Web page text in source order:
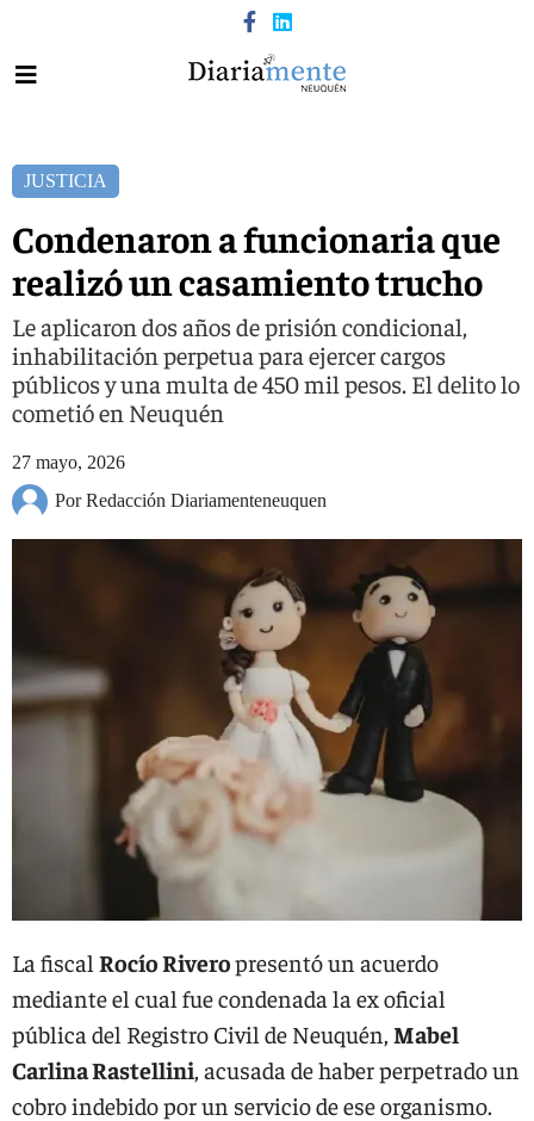
JUSTICIA
Condenaron a funcionaria que
realizó un casamiento trucho
Le aplicaron dos años de prisión condicional,
inhabilitación perpetua para ejercer cargos
públicos y una multa de 450 mil pesos. El delito lo
cometió en Neuquén
27 mayo, 2026
Por Redacción Diariamenteneuquen
La fiscal Rocío Riveropresentó un acuerdo
mediante el cual fue condenada la ex oficial
pública del Registro Civil de Neuquén, Mabel
Carlina Rastellini, acusada de haber perpetrado un
cobro indebido por un servicio de ese organismo.